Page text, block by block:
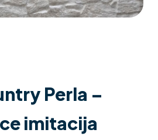
Perla –
imitacija